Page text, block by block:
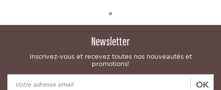
Newsletter
Inscrivez-vous et recevez toutes nos nouveautés et
promotions!
OK